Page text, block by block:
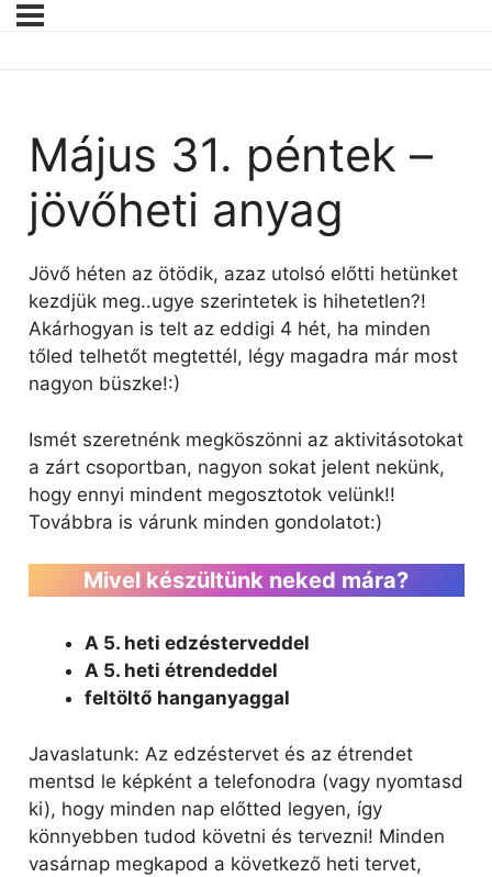
Május 31. péntek –
jövőheti anyag
Jövő héten az ötödik, azaz utolsó előtti hetünket
kezdjük meg..ugye szerintetek is hihetetlen?!
Akárhogyan is telt az eddigi 4 hét, ha minden
tőled telhetőt megtettél, légy magadra már most
nagyon büszke!:)
Ismét szeretnénk megköszönni az aktivitásotokat
a zárt csoportban, nagyon sokat jelent nekünk,
hogy ennyi mindent megosztotok velünk!!
Továbbra is várunk minden gondolatot:)
Mivel készültünk neked mára?
A 5. heti edzésterveddel
A 5. heti étrendeddel
feltöltő hanganyaggal
Javaslatunk: Az edzéstervet és az étrendet
mentsd le képként a telefonodra (vagy nyomtasd
ki), hogy minden nap előtted legyen, így
könnyebben tudod követni és tervezni! Minden
vasárnap megkapod a következő heti tervet,